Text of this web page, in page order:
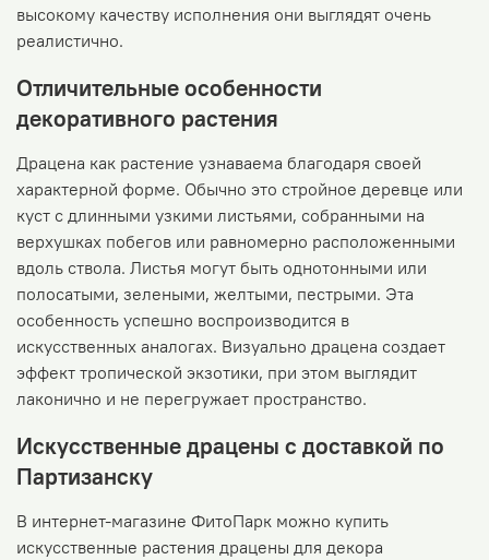
высокому качеству исполнения они выглядят очень
реалистично.
Отличительные особенности
декоративного растения
Драцена как растение узнаваема благодаря своей
характерной форме. Обычно это стройное деревце или
куст с длинными узкими листьями, собранными на
верхушках побегов или равномерно расположенными
вдоль ствола. Листья могут быть однотонными или
полосатыми, зелеными, желтыми, пестрыми. Эта
особенность успешно воспроизводится в
искусственных аналогах. Визуально драцена создает
эффект тропической экзотики, при этом выглядит
лаконично и не перегружает пространство.
Искусственные драцены с доставкой по
Партизанску
В интернет-магазине ФитоПарк можно купить
искусственные растения драцены для декора